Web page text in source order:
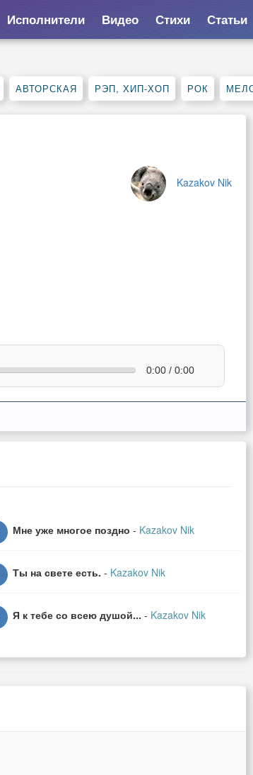
Исполнители Видео Стихи Статьи
АВТОРСКАЯ РЭП, ХИП-ХОП РОК
Kazakov Nik
0:00 / 0:00
Мне уже многое поздно - Kazakov Nik
Ты на свете есть. - Kazakov Nik
Я к тебе со всею душой... - Kazakov Nik